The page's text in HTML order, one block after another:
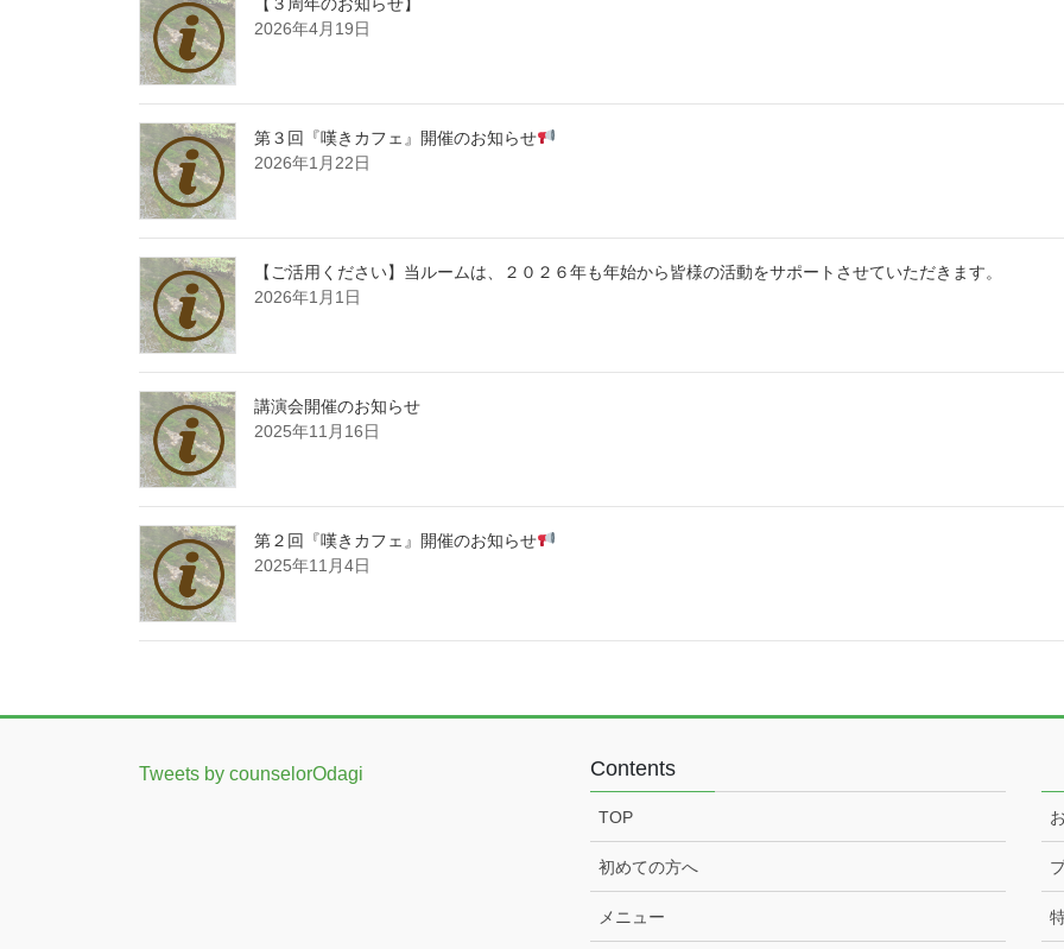
2026年4月19日
第３回『嘆きカフェ』開催のお知らせ
2026年1月22日
【ご活用ください】当ルームは、２０２６年も年始から皆様の活動をサポートさせていただきます。
2026年1月1日
講演会開催のお知らせ
2025年11月16日
第２回『嘆きカフェ』開催のお知らせ
2025年11月4日
Tweets by counselorOdagi Contents
TOP
初めての方へ
メニュー